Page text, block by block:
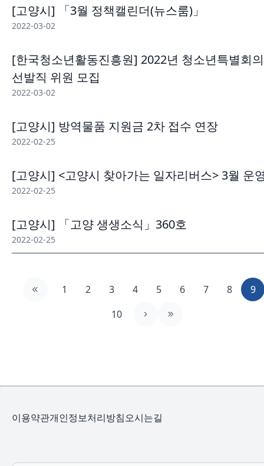
[고양시] 「3월 정책캘린더(뉴스룸)」
2022-03-02
[한국청소년활동진흥원] 2022년 청소년특별회의
선발직 위원 모집
2022-03-02
[고양시] 방역물품 지원금 2차 접수 연장
2022-02-25
[고양시] <고양시 찾아가는 일자리버스> 3월 운
2022-02-25
[고양시] 「고양 생생소식」360호
2022-02-25
1 2 3 4 5 6 7 8
9
10
이용약관개인정보처리방침오시는길